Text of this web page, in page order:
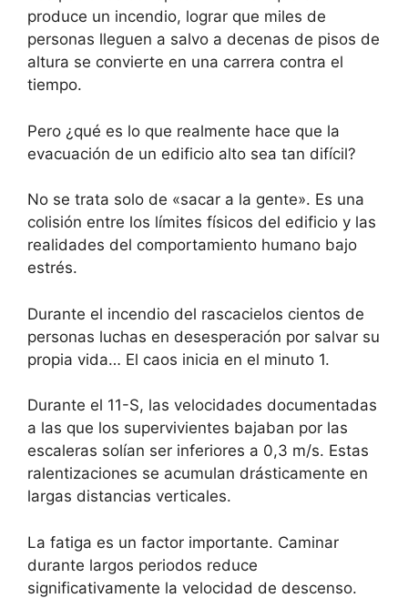
produce un incendio, lograr que miles de
personas lleguen a salvo a decenas de pisos de
altura se convierte en una carrera contra el
tiempo.
Pero ¿qué es lo que realmente hace que la
evacuación de un edificio alto sea tan difícil?
No se trata solo de «sacar a la gente». Es una
colisión entre los límites físicos del edificio y las
realidades del comportamiento humano bajo
estrés.
Durante el incendio del rascacielos cientos de
personas luchas en desesperación por salvar su
propia vida… El caos inicia en el minuto 1.
Durante el 11-S, las velocidades documentadas
a las que los supervivientes bajaban por las
escaleras solían ser inferiores a 0,3 m/s. Estas
ralentizaciones se acumulan drásticamente en
largas distancias verticales.
La fatiga es un factor importante. Caminar
durante largos periodos reduce
significativamente la velocidad de descenso.